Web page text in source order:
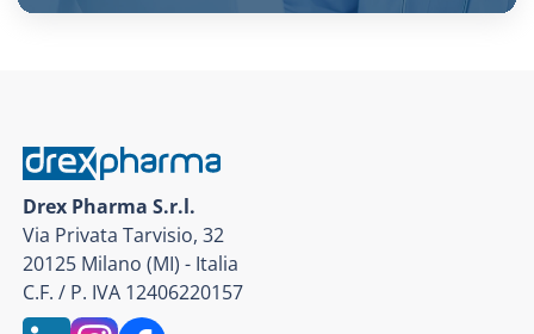
Drex Pharma S.r.l.
Via Privata Tarvisio, 32
20125 Milano (MI) - Italia
C.F. / P. IVA 12406220157